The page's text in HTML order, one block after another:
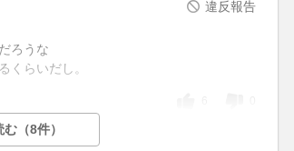
違反報告
ろうな
くらいだし。
（8件）